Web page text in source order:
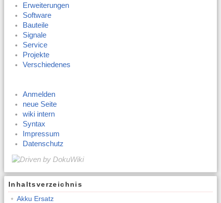
Erweiterungen
Software
Bauteile
Signale
Service
Projekte
Verschiedenes
Anmelden
neue Seite
wiki intern
Syntax
Impressum
Datenschutz
Inhaltsverzeichnis
Akku Ersatz